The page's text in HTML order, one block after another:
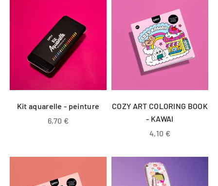
Kit aquarelle - peinture
Prix de vente
6,70 €
COZY ART COLORING BOOK
- KAWAI
Prix de vente
4,10 €